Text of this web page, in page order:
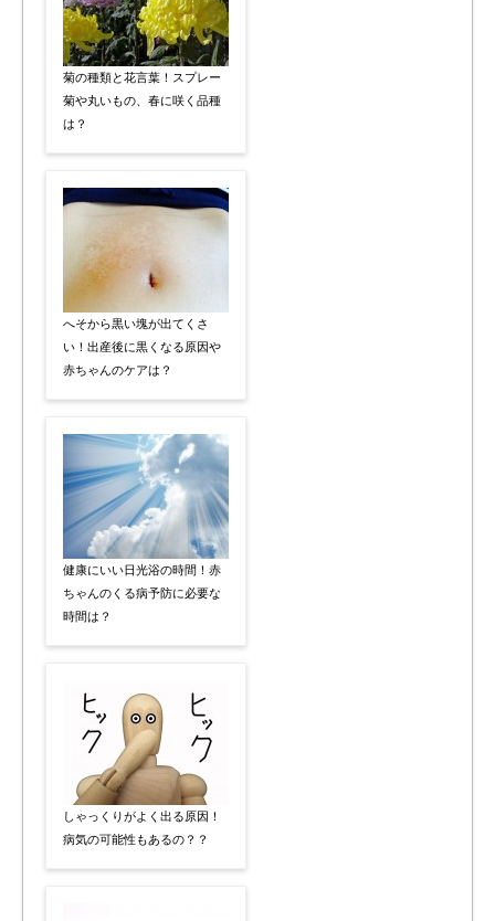
菊の種類と花言葉！スプレー
菊や丸いもの、春に咲く品種
は？
へそから黒い塊が出てくさ
い！出産後に黒くなる原因や
赤ちゃんのケアは？
健康にいい日光浴の時間！赤
ちゃんのくる病予防に必要な
時間は？
しゃっくりがよく出る原因！
病気の可能性もあるの？？